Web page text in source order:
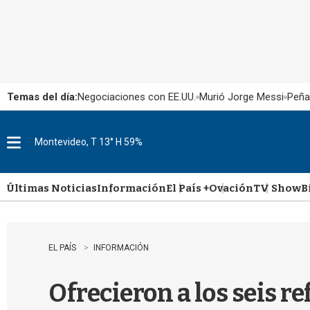
Temas del día:Negociaciones con EE.UU. Murió Jorge Messi
u
Montevideo, T 13° H 59%
Últimas NoticiasInformaciónEl País +OvaciónTV Show
EL PAÍS INFORMACIÓN
Ofrecieron a los seis